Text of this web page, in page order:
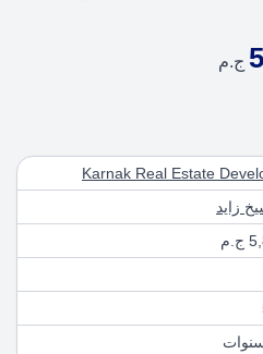
ج.م
Karnak Real Estate
زايد